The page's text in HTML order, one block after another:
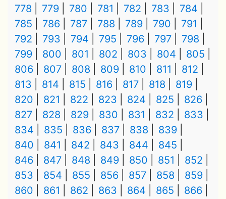
778
779 780 781 782 783
784
785
786 787 788 789 790
791
792
793 794 795 796 797
798
799
800 801 802 803 804
805
806
807 808 809 810 811
812
813
814 815 816 817 818
819
820
821 822 823 824 825
826
827
828 829 830 831 832
833
834
835 836 837 838
839
840
841 842 843 844
845
846
847 848 849 850 851
852
853
854 855 856 857 858
859
860
861 862 863 864 865
866